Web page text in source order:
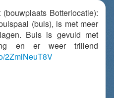
Botterlocatie):
(buis), is met meer
Buis is gevuld met
en er weer trillend
2ZmlNeuT8V